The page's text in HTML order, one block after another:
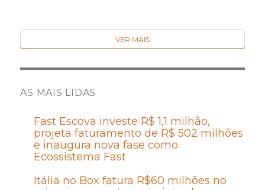
VER MAIS
AS MAIS LIDAS
Fast Escova investe R$ 1,1 milhão,
projeta faturamento de R$ 502 milhões
e inaugura nova fase como
Ecossistema Fast
Itália no Box fatura R$60 milhões no